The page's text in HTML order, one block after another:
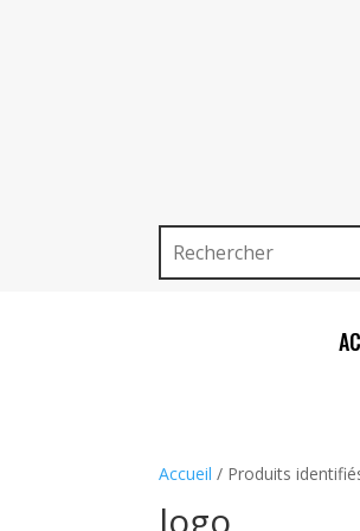
Accueil / Produits
logo